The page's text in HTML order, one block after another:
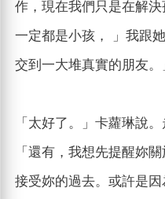
作，現在我們只是在解
一定都是小孩， 」我跟
交到一大堆真實的朋友。
「太好了。」卡蘿琳說
「還有，我想先提醒妳
接受妳的過去。或許是